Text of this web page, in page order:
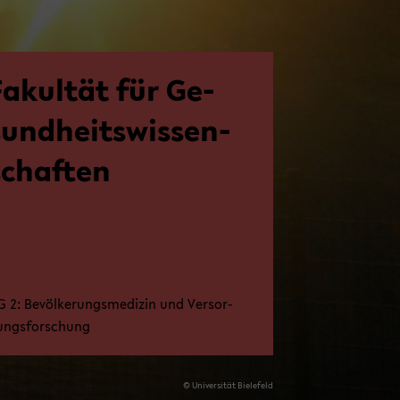
für Ge­
2: Be­völ­ke­rungs­me­di­zin und Ver­sor­
© Uni­ver­si­tät Bie­le­feld